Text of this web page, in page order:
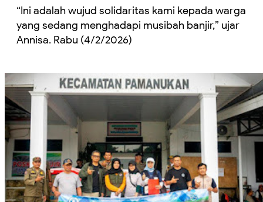
“Ini adalah wujud solidaritas kami kepada warga
yang sedang menghadapi musibah banjir,” ujar
Annisa. Rabu (4/2/2026)